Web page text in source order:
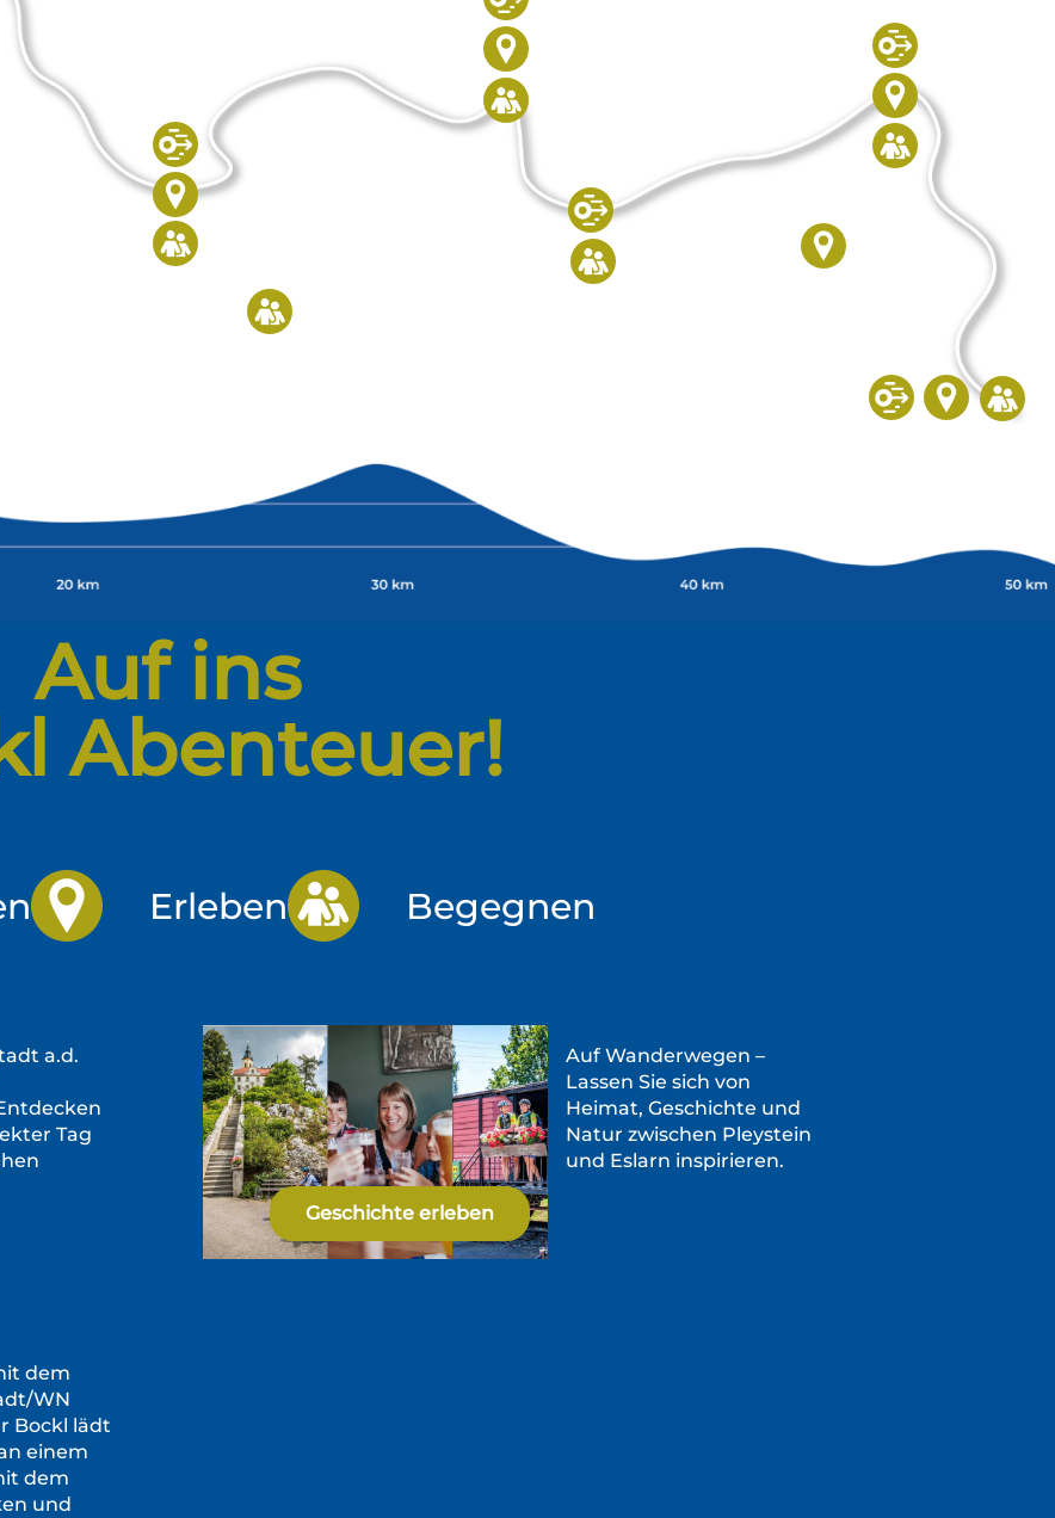
Auf ins
Abenteuer!
Erleben Begegnen
a.d.
Tag
Geschichte erleben
Auf Wanderwegen –
Lassen Sie sich von
Heimat, Geschichte und
Natur zwischen Pleystein
und Eslarn inspirieren.
dem
WN
Bockl lädt
einem
dem
und